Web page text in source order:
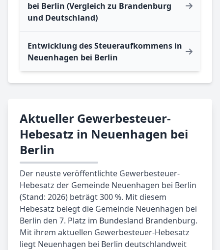
bei Berlin (Vergleich zu Brandenburg
und Deutschland)
Entwicklung des Steueraufkommens in
Neuenhagen bei Berlin
Aktueller Gewerbesteuer-
Hebesatz in Neuenhagen bei
Berlin
Der neuste veröffentlichte Gewerbesteuer-
Hebesatz der Gemeinde Neuenhagen bei Berlin
(Stand: 2026) beträgt 300 %. Mit diesem
Hebesatz belegt die Gemeinde Neuenhagen bei
Berlin den 7. Platz im Bundesland Brandenburg.
Mit ihrem aktuellen Gewerbesteuer-Hebesatz
liegt Neuenhagen bei Berlin deutschlandweit